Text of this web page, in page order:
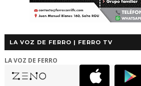
LA VOZ DE FERRO | FERRO TV
LA VOZ DE FERRO